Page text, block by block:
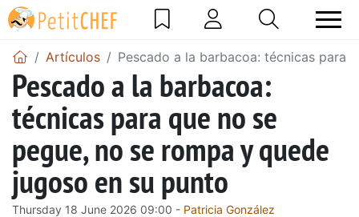
Artículos Pescado a la barbacoa: técnicas para
Pescado a la barbacoa:
técnicas para que no se
pegue, no se rompa y quede
jugoso en su punto
Thursday 18 June 2026 09:00 - Patricia González